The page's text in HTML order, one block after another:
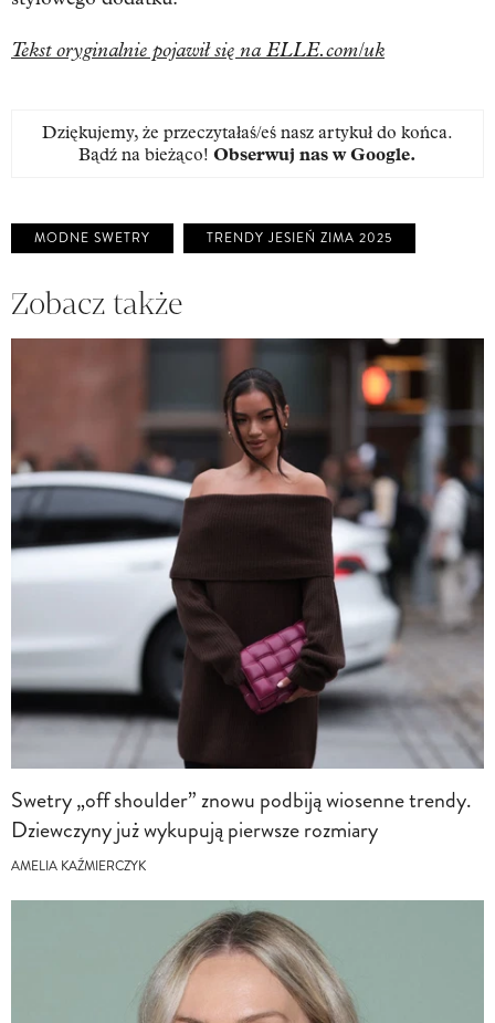
Tekst oryginalnie pojawił się na ELLE.com/uk
Dziękujemy, że przeczytałaś/eś nasz artykuł do końca.
Bądź na bieżąco! Obserwuj nas w Google.
MODNE SWETRY TRENDY JESIEŃ ZIMA 2025
Zobacz także
Swetry „off shoulder” znowu podbiją wiosenne trendy.
Dziewczyny już wykupują pierwsze rozmiary
AMELIA KAŹMIERCZYK